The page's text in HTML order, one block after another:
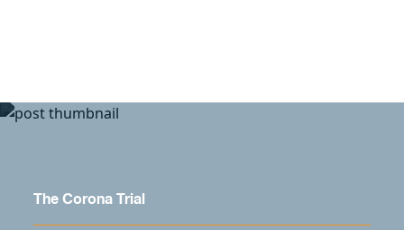
The Corona Trial